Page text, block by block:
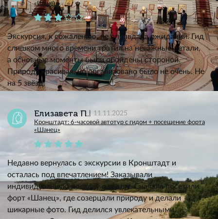
«Шанец»
Экскурсия, к сожалению, не оправдала ожиданий. Гид
слишком много времени тратил на неважные детали,
а основные моменты были обойдены стороной.
Природа красивая, но организовано было не очень. Не
на 5 звёзд.
Елизавета П. 11.11.2025
Кронштадт: 6-часовой автотур с гидом + посещение форта
«Шанец»
Недавно вернулась с экскурсии в Кронштадт и
осталась под впечатлением! Заказывали
индивидуальную поездку с гидом. Сначала посетили
форт «Шанец», где созерцали природу и делали
шикарные фото. Гид делился увлекательными